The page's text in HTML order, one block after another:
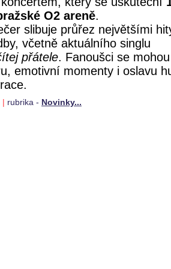
O2 areně.
slibuje průřez největšími
včetně aktuálního singlu
přátele. Fanoušci se
emotivní momenty i oslavu
| rubrika - Novinky...